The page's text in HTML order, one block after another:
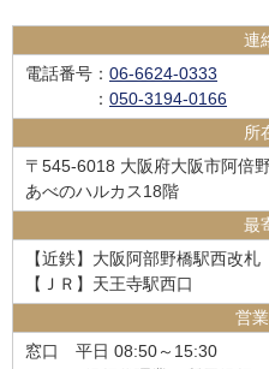
連
電話番号 ： 06-6624-0333
： 050-3194-0166
所
〒545-6018 大阪府大阪市阿倍
あべのハルカス18階
最
【近鉄】大阪阿部野橋駅西改札
【ＪＲ】天王寺駅西口
営
窓口
平日 08:50～15:30